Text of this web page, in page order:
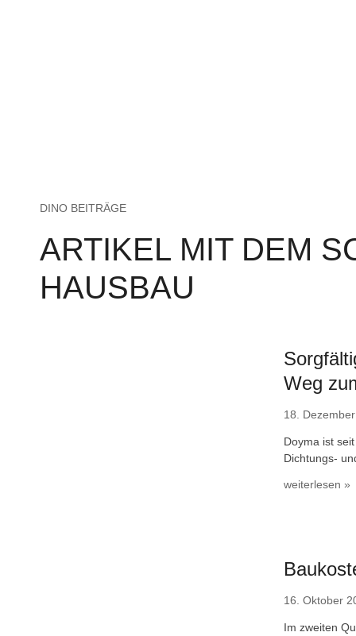
DINO BEITRÄGE
ARTIKEL MIT DEM
HAUSBAU
Weg
18.
Doyma ist
Dichtungs-
weiterlesen »
16. Oktober
Im zweiten